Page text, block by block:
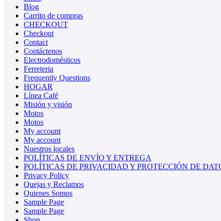
Blog
Carrito de compras
CHECKOUT
Checkout
Contact
Contáctenos
Electrodomésticos
Ferreteria
Frequently Questions
HOGAR
Línea Café
Misión y visión
Motos
Motos
My account
My account
Nuestros locales
POLÍTICAS DE ENVÍO Y ENTREGA
POLÍTICAS DE PRIVACIDAD Y PROTECCIÓN DE
Privacy Policy
Quejas y Reclamos
Quienes Somos
Sample Page
Sample Page